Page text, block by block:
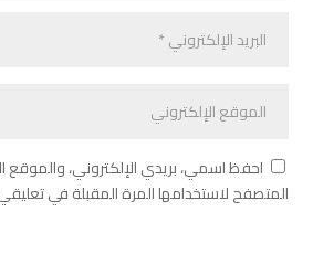
احفظ اسمي، بريدي الإلكتروني، والموقع
المتصفح لاستخدامها المرة المقبلة في